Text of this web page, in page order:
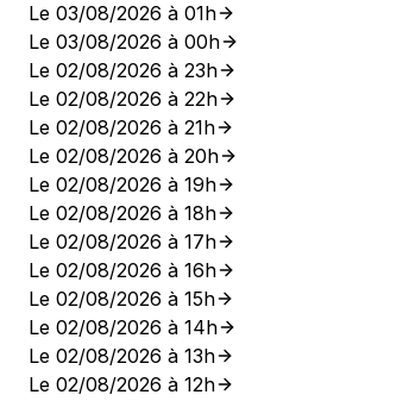
Le 03/08/2026 à 01h
Le 03/08/2026 à 00h
Le 02/08/2026 à 23h
Le 02/08/2026 à 22h
Le 02/08/2026 à 21h
Le 02/08/2026 à 20h
Le 02/08/2026 à 19h
Le 02/08/2026 à 18h
Le 02/08/2026 à 17h
Le 02/08/2026 à 16h
Le 02/08/2026 à 15h
Le 02/08/2026 à 14h
Le 02/08/2026 à 13h
Le 02/08/2026 à 12h